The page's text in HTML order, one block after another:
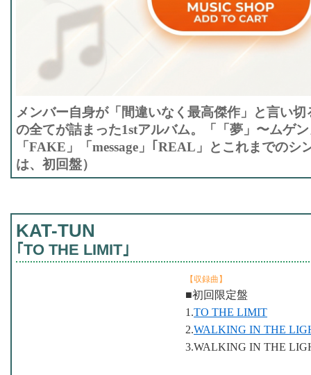
メンバー自身が「間違いなく最高傑作」と言い
の全てが詰まった1stアルバム。「「夢」〜ムゲ
「FAKE」「message」｢REAL」とこれまでのシ
は、初回盤）
KAT-TUN
｢TO THE LIMIT｣
【収録曲】
■初回限定盤
1.TO THE LIMIT
2.WALKING IN THE
3.WALKING IN THE